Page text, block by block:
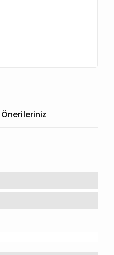
Önerileriniz